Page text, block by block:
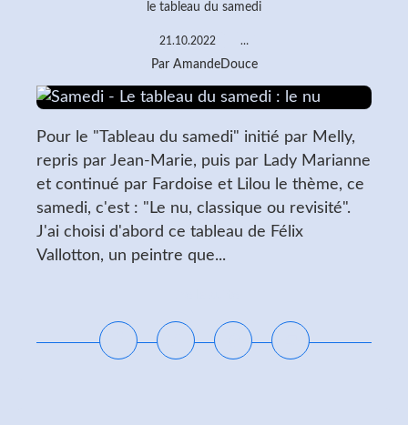
le tableau du samedi
21.10.2022 …
Par AmandeDouce
Pour le "Tableau du samedi" initié par Melly,
repris par Jean-Marie, puis par Lady Marianne
et continué par Fardoise et Lilou le thème, ce
samedi, c'est : "Le nu, classique ou revisité".
J'ai choisi d'abord ce tableau de Félix
Vallotton, un peintre que...